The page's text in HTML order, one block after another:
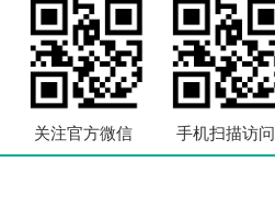
关注官方微信 手机扫描访问